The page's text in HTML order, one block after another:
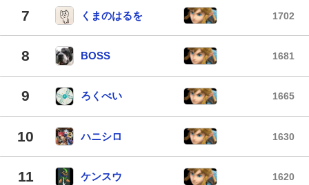
7 くまのはるを 1702
8 BOSS 1681
9 ろくべい 1665
10 ハニシロ 1630
11 ケンスウ 1620